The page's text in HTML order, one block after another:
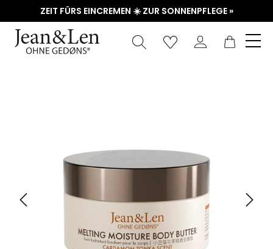
ZEIT FÜRS EINCREMEN ☀️ ZUR SONNENPFLEGE »